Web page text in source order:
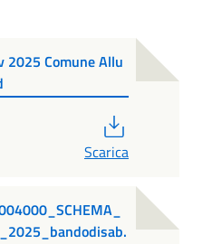
2025 Comune Allu
Scarica